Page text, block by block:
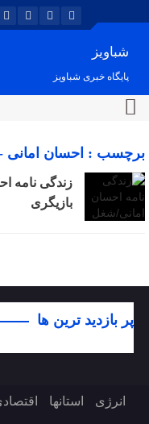
شباویز
پایگاه خبری شباویز
برچسب : احسان امانی -
زندگی نامه
بازیگری
پر بازدید ترین ها
انرژی استانها